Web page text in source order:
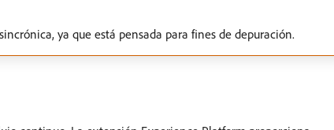
ya que está pensada para fines de depuración.